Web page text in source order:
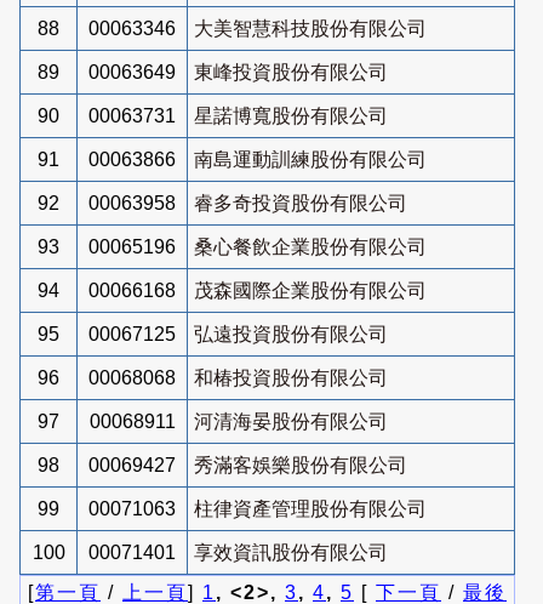
88 00063346 大美智慧科技股份有限公司
89 00063649 東峰投資股份有限公司
90 00063731 星諾博寬股份有限公司
91 00063866 南島運動訓練股份有限公司
92 00063958 睿多奇投資股份有限公司
93 00065196 桑心餐飲企業股份有限公司
94 00066168 茂森國際企業股份有限公司
95 00067125 弘遠投資股份有限公司
96 00068068 和椿投資股份有限公司
97 00068911 河清海晏股份有限公司
98 00069427 秀滿客娛樂股份有限公司
99 00071063 柱律資產管理股份有限公司
100 00071401
享效資訊股份有限公司
[第一頁 / 上一頁] 1 , <2>, 3, 4, 5 [ 下一頁 / 最後